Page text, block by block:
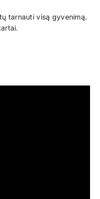
tarnauti visą gyvenimą.